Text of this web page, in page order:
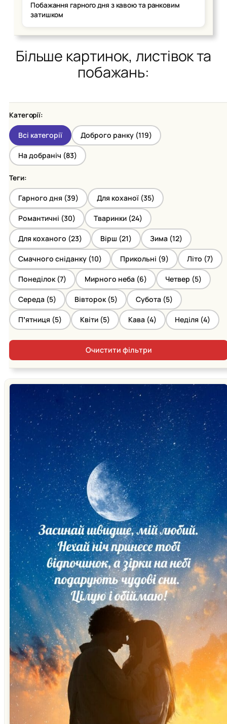
Побажання гарного дня з кавою та ранковим
затишком
Більше картинок, листівок та
побажань:
Категорії:
Всі категорії Доброго ранку (119)
На добраніч (83)
Теги:
Гарного дня (39) Для коханої (35)
Романтичні (30) Тваринки (24)
Для коханого (23) Вірш (21) Зима (12)
Смачного сніданку (10) Прикольні (9) Літо (7)
Понеділок (7) Мирного неба (6) Четвер (5)
Середа (5) Вівторок (5) Субота (5)
Пʼятниця (5) Квіти (5) Кава (4) Неділя (4)
Очистити фільтри